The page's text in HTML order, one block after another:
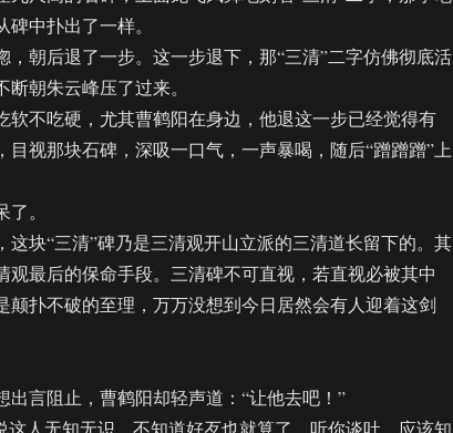
中扑出了一样。
朝后退了一步。这一步退下，那“三清”二字仿佛彻底活
朝朱云峰压了过来。
不吃硬，尤其曹鹤阳在身边，他退这一步已经觉得有
目视那块石碑，深吸一口气，一声暴喝，随后“蹭蹭蹭”上
。
块“三清”碑乃是三清观开山立派的三清道长留下的。其
观最后的保命手段。三清碑不可直视，若直视必被其中
颠扑不破的至理，万万没想到今日居然会有人迎着这剑
言阻止，曹鹤阳却轻声道：“让他去吧！”
人无知无识，不知道好歹也就算了。听你谈吐，应该知